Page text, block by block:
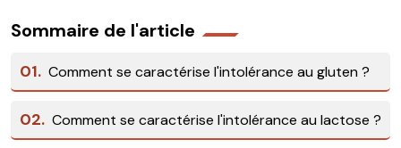
Sommaire de l'article
01. Comment se caractérise l'intolérance au gluten ?
02. Comment se caractérise l'intolérance au lactose ?